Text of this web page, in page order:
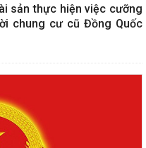
sản thực hiện việc cưỡng
chung cư cũ Đồng Quốc